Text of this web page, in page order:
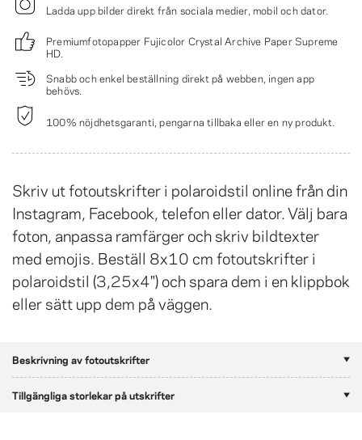
Skriv ut fotoutskrifter i polaroidstil online från din
Instagram, Facebook, telefon eller dator. Välj bara
foton, anpassa ramfärger och skriv bildtexter
med emojis. Beställ 8x10 cm fotoutskrifter i
polaroidstil (3,25x4") och spara dem i en klippbok
eller sätt upp dem på väggen.
Ladda upp bilder direkt från sociala medier, mobil och dator.
Premiumfotopapper Fujicolor Crystal Archive Paper Supreme
HD.
Snabb och enkel beställning direkt på webben, ingen app
behövs.
100% nöjdhetsgaranti, pengarna tillbaka eller en ny produkt.
Beskrivning av fotoutskrifter
Tillgängliga storlekar på utskrifter